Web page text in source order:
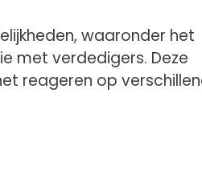
waaronder het
met verdedigers. Deze
reageren op